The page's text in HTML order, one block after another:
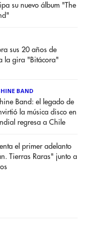
su nuevo álbum "The
sus 20 años de
la gira "Bitácora"
BAND
Band: el legado de
la música disco en
regresa a Chile
el primer adelanto
Tierras Raras" junto a